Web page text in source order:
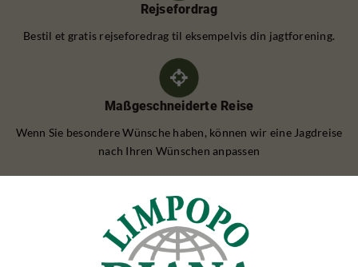
Rejsefordrag
Bestil et gratis rejseforedrag til eksempelvis din jagtforening.
Maßgeschneiderte Reise
Wenn Sie besondere Wünsche haben, können wir eine Jagdreise
nach Ihren Wünschen anpassen
REHBOCKJAGD
Rehbockjagd Polen